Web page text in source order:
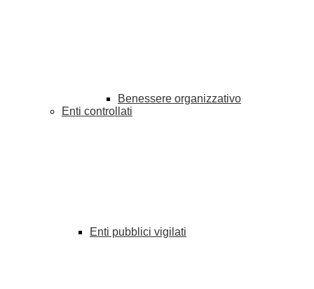
Benessere organizzativo
Enti controllati
Enti pubblici vigilati